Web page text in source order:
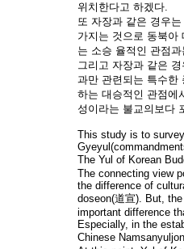
위치한다고 하겠다.
또 자장과 같은 경우
가지는 것으로 동북아
는 소승 율적인 관점
그리고 자장과 같은
과만 관련되는 특수한
하는 대승적인 관점에
성이라는 불교의보다
This study is to
The Yul of Korean
The connecting view
the difference of
doseon(道宣). But,
important difference
Especially, in the
Chinese